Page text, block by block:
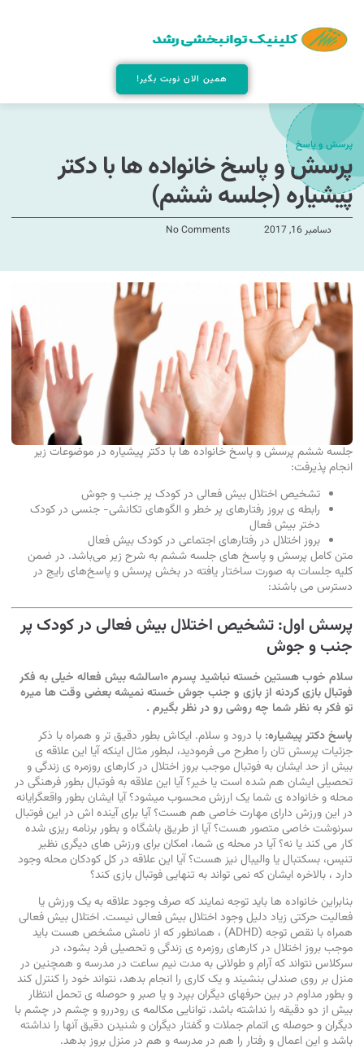
همین الان نوبت بگیر!
پرسش و پاسخ
پرسش و پاسخ خانواده ها با دکتر
پیشیاره (جلسه ششم)
دسامبر 16, 2017 No Comments
جلسه ششم پرسش و پاسخ خانواده ها با دکتر پیشیاره در موضوعات زیر
انجام پذیرفت:
تشخیص اختلال بیش فعالی در کودک پر جنب و جوش
رابطه ی بروز رفتارهای پر خطر و الگوهای تکانشی- جنسی در کودک
دختر بیش فعال
بروز اختلال در رفتارهای اجتماعی در کودک بیش فعال
متن کامل پرسش و پاسخ های جلسه ششم به شرح زیر می‌باشد. در ضمن
کلیه جلسات به صورت ساختار یافته در بخش پرسش و پاسخ‌های رایج در
دسترس می باشند:
پرسش اول: تشخیص اختلال بیش فعالی در کودک پر
جنب و جوش
سلام خوب هستین خسته نباشید پسرم ۱۰سالشه بیش فعاله خیلى به فکر
فوتبال بازى کردنه از بازى و جنب جوش خسته نمیشه بعضى وقت ها میره
تو فکر به نظر شما چه روشى رو در نظر بگیرم .
پاسخ دکتر پیشیاره: با درود و سلام. ایکاش بطور دقیق تر و همراه با ذکر
جزئیات پرسش تان را مطرح می فرمودید، لبطور مثال اینکه آیا این علاقه ی
بیش از حد ایشان به فوتبال موجب بروز اختلال در کارهای روزمره ی زندگی و
تحصیلی ایشان هم شده است یا خیر؟ آیا این علاقه به فوتبال بطور فرهنگی در
محله و خانواده ی شما یک ارزش محسوب میشود؟ آیا ایشان بطور واقعگرایانه
در این ورزش دارای مهارت خاصی هم هست؟ آیا برای آینده اش در این فوتبال
سرنوشت خاصی متصور هست؟ آیا از طریق باشگاه و بطور برنامه ریزی شده
کار می کند یا نه؟ آیا در محله ی شما، امکان برای ورزش های دیگری نظیر
تنیس، بسکتبال یا والیبال نیز هست؟ آیا این علاقه در کل کودکان محله وجود
دارد ، بالاخره ایشان که نمی تواند به تنهایی فوتبال بازی کند؟
بنابراین خانواده ها باید توجه نمایند که صرف وجود علاقه به یک ورزش یا
فعالیت حرکتی زیاد دلیل وجود اختلال بیش فعالی نیست. اختلال بیش فعالی
همراه با نقص توجه (ADHD) ، همانطور که از نامش مشخص هست باید
موجب بروز اختلال در کارهای روزمره ی زندگی و تحصیلی فرد بشود، در
سرکلاس نتواند که آرام و طولانی به مدت نیم ساعت در مدرسه و همچنین در
منزل بر روی صندلی بنشیند و یک کاری را انجام بدهد، نتواند خود را کنترل کند
و بطور مداوم در بین حرفهای دیگران بپرد و یا صبر و حوصله ی تحمل انتظار
بیش از دو دقیقه را نداشته باشد، توانایی مکالمه ی رودررو و چشم در چشم با
دیگران و حوصله ی اتمام جملات و گفتار دیگران و شنیدن دقیق آنها را نداشته
باشد و این اعمال و رفتار را هم در مدرسه و هم در منزل بروز بدهد.